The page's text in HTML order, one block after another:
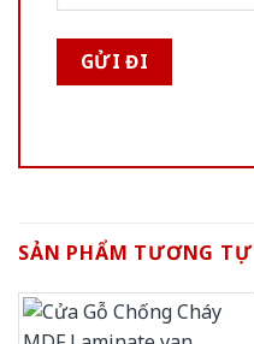
SẢN PHẨM TƯƠNG TỰ